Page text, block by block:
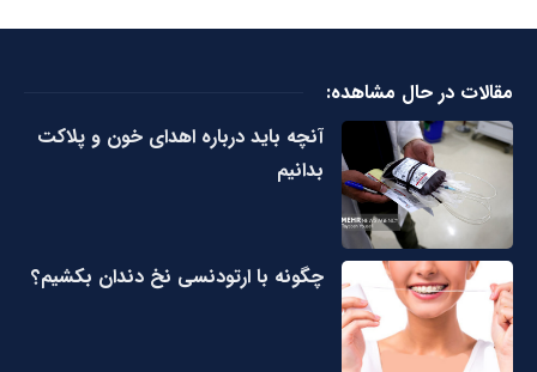
مقالات در حال مشاهده:
آنچه باید درباره اهدای خون و پلاکت
بدانیم
چگونه با ارتودنسی نخ دندان بکشیم؟